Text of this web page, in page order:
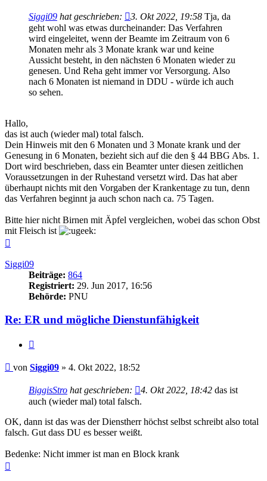
Siggi09 hat geschrieben: 3. Okt 2022, 19:58 Tja, da
geht wohl was etwas durcheinander: Das Verfahren
wird eingeleitet, wenn der Beamte im Zeitraum von 6
Monaten mehr als 3 Monate krank war und keine
Aussicht besteht, in den nächsten 6 Monaten wieder zu
genesen. Und Reha geht immer vor Versorgung. Also
nach 6 Monaten ist niemand in DDU - würde ich auch
so sehen.
Hallo,
das ist auch (wieder mal) total falsch.
Dein Hinweis mit den 6 Monaten und 3 Monate krank und der
Genesung in 6 Monaten, bezieht sich auf die den § 44 BBG Abs. 1.
Dort wird beschrieben, dass ein Beamter unter diesen zeitlichen
Voraussetzungen in der Ruhestand versetzt wird. Das hat aber
überhaupt nichts mit den Vorgaben der Krankentage zu tun, denn
das Verfahren beginnt ja auch schon nach ca. 75 Tagen.
Bitte hier nicht Birnen mit Äpfel vergleichen, wobei das schon Obst
mit Fleisch ist
Siggi09
Beiträge: 864
Registriert: 29. Jun 2017, 16:56
Behörde: PNU
Re: ER und mögliche Dienstunfähigkeit
Beitrag
von Siggi09 » 4. Okt 2022, 18:52
BiggisStro hat geschrieben: 4. Okt 2022, 18:42 das ist
auch (wieder mal) total falsch.
OK, dann ist das was der Dienstherr höchst selbst schreibt also total
falsch. Gut dass DU es besser weißt.
Bedenke: Nicht immer ist man en Block krank